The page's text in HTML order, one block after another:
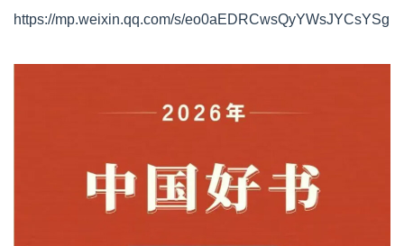
https://mp.weixin.qq.com/s/eo0aEDRCwsQyYWsJYCsYSg